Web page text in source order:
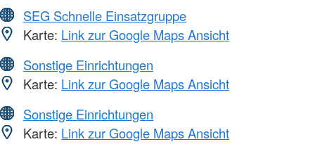
SEG Schnelle Einsatzgruppe
Karte: Link zur Google Maps Ansicht
Sonstige Einrichtungen
Karte: Link zur Google Maps Ansicht
Sonstige Einrichtungen
Karte: Link zur Google Maps Ansicht